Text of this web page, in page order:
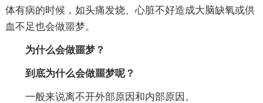
体有病的时候，如头痛发烧、心脏不好造成大脑缺氧或供
血不足也会做噩梦。
为什么会做噩梦？
到底为什么会做噩梦呢？
一般来说离不开外部原因和内部原因。